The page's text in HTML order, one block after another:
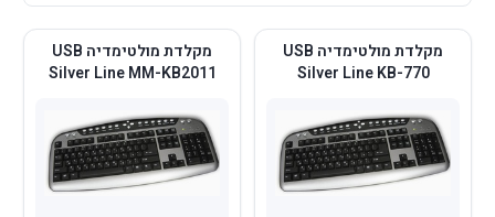
מקלדת מולטימדיה USB
Silver Line KB-770
מקלדת מולטימדיה USB
Silver Line MM-KB2011